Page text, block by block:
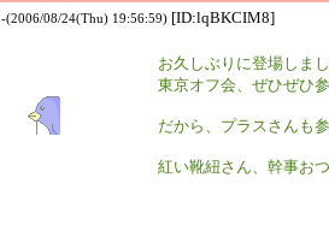
-(2006/08/24(Thu) 19:56:59) [ID:lqBKCIM8]
お久しぶりに登場しま
東京オフ会、ぜひぜひ
だから、プラスさんも
紅い靴紐さん、幹事お